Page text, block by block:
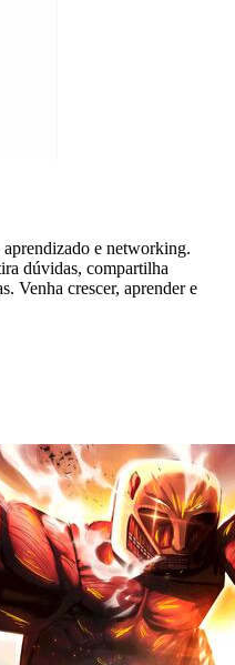
e networking.
dúvidas, compartilha
Venha crescer, aprender e